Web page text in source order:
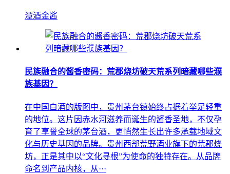
潭酒金酱
民族融合的酱香密码：荒郡烧坊破天荒系列暗藏哪些濮
族基因？
在中国白酒的版图中，贵州茅台镇始终占据着举足轻重
的地位。这片因赤水河滋养而诞生的酱香圣地，不仅孕
育了享誉全球的茅台酒，更悄然生长出许多承载地域文
化与历史基因的品牌。贵州西部荒野酒业旗下的荒郡烧
坊，正是其中以“文化寻根”为使命的独特存在。从品牌
命名到产品内核，从···